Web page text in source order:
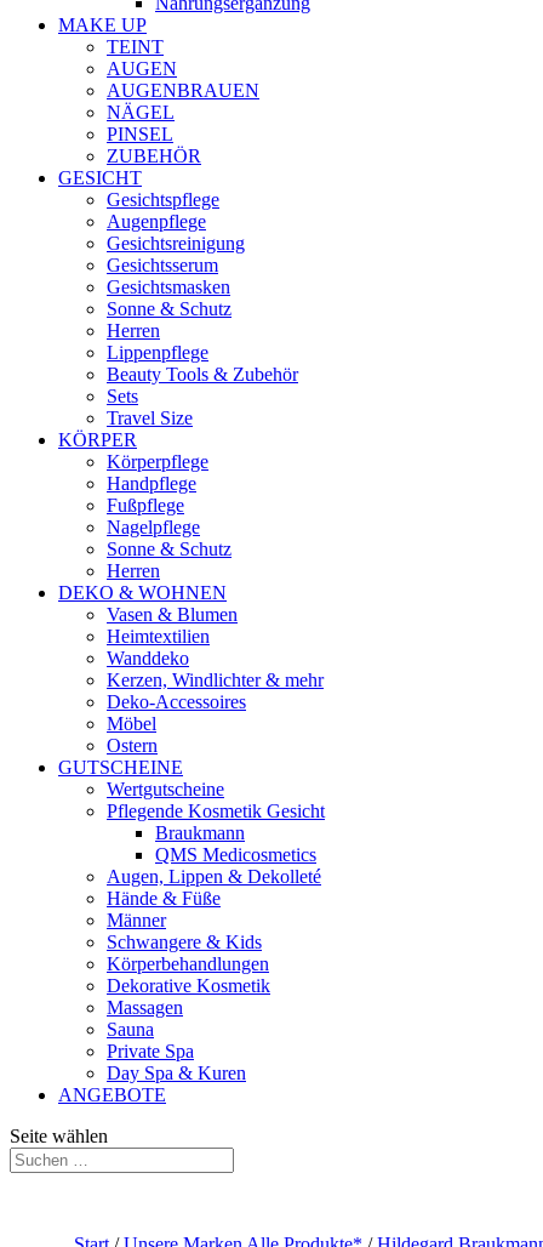
MAKE UP
TEINT
AUGEN
AUGENBRAUEN
NÄGEL
PINSEL
ZUBEHÖR
GESICHT
Gesichtspflege
Augenpflege
Gesichtsreinigung
Gesichtsserum
Gesichtsmasken
Sonne & Schutz
Herren
Lippenpflege
Beauty Tools & Zubehör
Sets
Travel Size
KÖRPER
Körperpflege
Handpflege
Fußpflege
Nagelpflege
Sonne & Schutz
Herren
DEKO & WOHNEN
Vasen & Blumen
Heimtextilien
Wanddeko
Kerzen, Windlichter & mehr
Deko-Accessoires
Möbel
Ostern
GUTSCHEINE
Wertgutscheine
Pflegende Kosmetik Gesicht
Braukmann
QMS Medicosmetics
Augen, Lippen & Dekolleté
Hände & Füße
Männer
Schwangere & Kids
Körperbehandlungen
Dekorative Kosmetik
Massagen
Sauna
Private Spa
Day Spa & Kuren
ANGEBOTE
Seite wählen